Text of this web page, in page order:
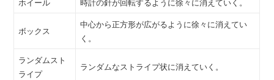
ボックス
中心から正方形が広がるように徐々に消えてい
く。
ランダムスト
ライプ
ランダムなストライプ状に消えていく。